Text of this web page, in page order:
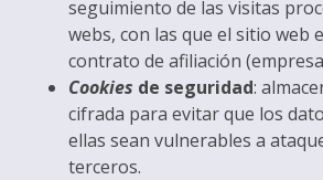
seguimiento de las visitas
webs, con las que el sitio web
contrato de afiliación
Cookies de seguridad:
cifrada para evitar que los
ellas sean vulnerables a
terceros.